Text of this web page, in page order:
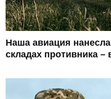
Наша авиация
складах противника –